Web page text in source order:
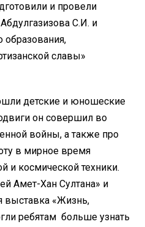
и провели
С.И. и
образования,
славы»
детские и юношеские
он совершил во
войны, а также про
в мирное время
и космической техники.
Амет-Хан Султана» и
выставка «Жизнь,
ребятам больше узнать